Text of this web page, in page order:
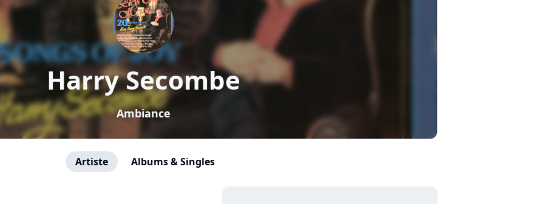
Harry Secombe
Ambiance
Artiste Albums & Singles